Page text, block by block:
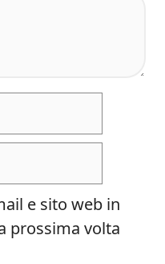
e sito web in
prossima volta